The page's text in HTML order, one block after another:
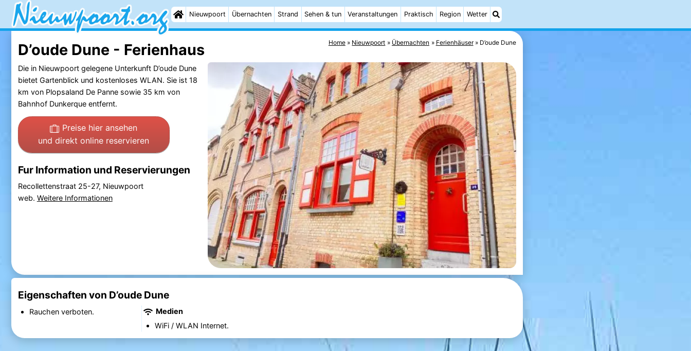
Nieuwpoort Übernachten Strand Sehen & tun Veranstaltungen Praktisch Region Wetter
Home Nieuwpoort Übernachten Ferienhäuser D’oude Dune
D’oude Dune - Ferienhaus
Die in Nieuwpoort gelegene Unterkunft D’oude Dune
bietet Gartenblick und kostenloses WLAN. Sie ist 18
km von Plopsaland De Panne sowie 35 km von
Bahnhof Dunkerque entfernt.
Preise hier ansehen
und direkt online reservieren
Fur Information und Reservierungen
Recollettenstraat 25-27, Nieuwpoort
web. Weitere Informationen
Eigenschaften von D’oude Dune
Rauchen verboten.
Medien
WiFi / WLAN Internet.